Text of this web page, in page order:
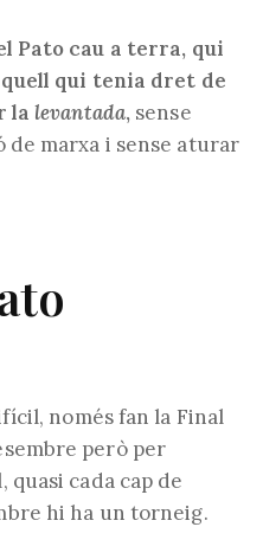
Pato cau a terra, qui
qui tenia dret de
lalevantada, sense
marxa i sense aturar
només fan la Final
però per
quasi cada cap de
hi ha un torneig.